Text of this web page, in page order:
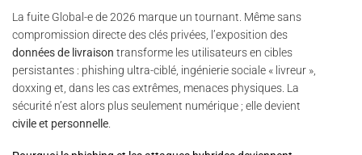
La fuite Global-e de 2026 marque un tournant. Même sans
compromission directe des clés privées, l’exposition des
données de livraison transforme les utilisateurs en cibles
persistantes : phishing ultra-ciblé, ingénierie sociale « livreur »,
doxxing et, dans les cas extrêmes, menaces physiques. La
sécurité n’est alors plus seulement numérique ; elle devient
civile et personnelle